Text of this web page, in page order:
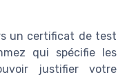
un certificat de test
qui spécifie les
justifier votre